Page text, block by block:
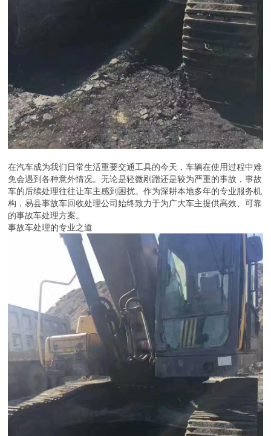
在汽车成为我们日常生活重要交通工具的今天，车辆在使用过程中难
免会遇到各种意外情况。无论是轻微剐蹭还是较为严重的事故，事故
车的后续处理往往让车主感到困扰。作为深耕本地多年的专业服务机
构，易县事故车回收处理公司始终致力于为广大车主提供高效、可靠
的事故车处理方案。
事故车处理的专业之道